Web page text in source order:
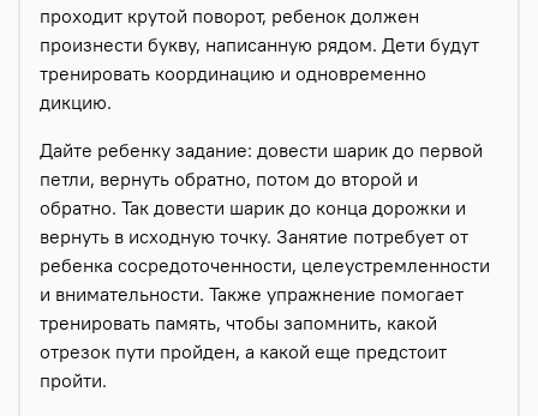
проходит крутой поворот, ребенок должен
произнести букву, написанную рядом. Дети будут
тренировать координацию и одновременно
дикцию.
Дайте ребенку задание: довести шарик до первой
петли, вернуть обратно, потом до второй и
обратно. Так довести шарик до конца дорожки и
вернуть в исходную точку. Занятие потребует от
ребенка сосредоточенности, целеустремленности
и внимательности. Также упражнение помогает
тренировать память, чтобы запомнить, какой
отрезок пути пройден, а какой еще предстоит
пройти.